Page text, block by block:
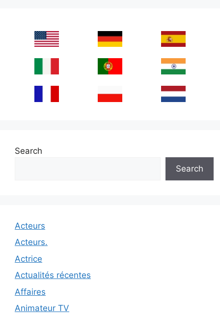
Search
Search
Acteurs
Acteurs.
Actrice
Actualités récentes
Affaires
Animateur TV